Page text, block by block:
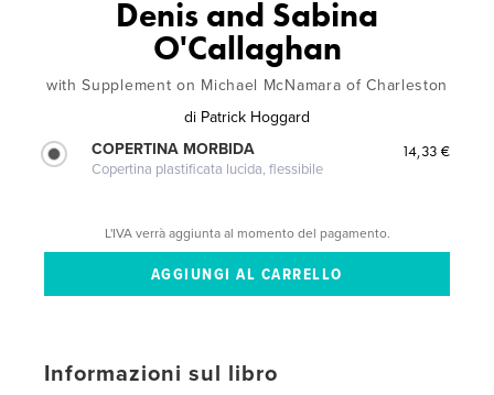
Denis and Sabina
O'Callaghan
with Supplement on Michael McNamara of Charleston
di Patrick Hoggard
COPERTINA MORBIDA
Copertina plastificata lucida, flessibile
14,33 €
L'IVA verrà aggiunta al momento del pagamento.
Informazioni sul libro